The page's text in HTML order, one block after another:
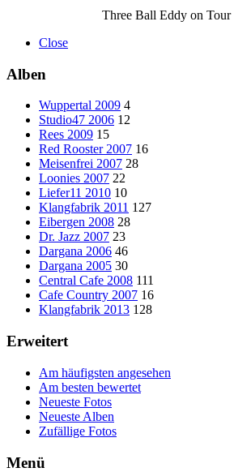
Three Ball Eddy on Tour
Close
Alben
Wuppertal 2009 4
Studio47 2006 12
Rees 2009 15
Red Rooster 2007 16
Meisenfrei 2007 28
Loonies 2007 22
Liefer11 2010 10
Klangfabrik 2011 127
Eibergen 2008 28
Dr. Jazz 2007 23
Dargana 2006 46
Dargana 2005 30
Central Cafe 2008 111
Cafe Country 2007 16
Klangfabrik 2013 128
Erweitert
Am häufigsten angesehen
Am besten bewertet
Neueste Fotos
Neueste Alben
Zufällige Fotos
Menü